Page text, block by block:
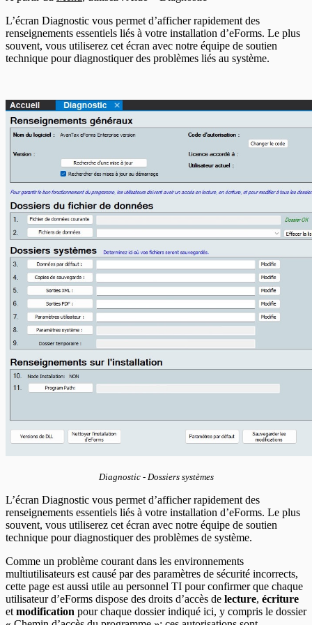
En-têtes CELI
L’écran Diagnostic vous permet d’afficher rapidement des
renseignements essentiels liés à votre installation d’eForms. Le plus
souvent, vous utiliserez cet écran avec notre équipe de soutien
technique pour diagnostiquer des problèmes liés au système.
Diagnostic - Dossiers systèmes
L’écran Diagnostic vous permet d’afficher rapidement des
renseignements essentiels liés à votre installation d’eForms. Le plus
souvent, vous utiliserez cet écran avec notre équipe de soutien
technique pour diagnostiquer des problèmes de système.
Comme un problème courant dans les environnements
multiutilisateurs est causé par des paramètres de sécurité incorrects,
cette page est aussi utile au personnel TI pour confirmer que chaque
utilisateur d’eForms dispose des droits d’accès de lecture, écriture
et modification pour chaque dossier indiqué ici, y compris le dossier